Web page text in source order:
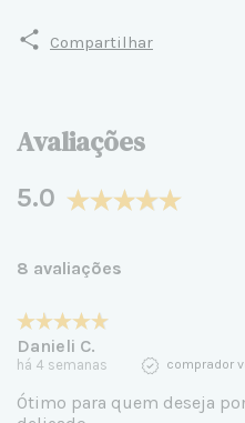
Compartilhar
Avaliações
5.0
8 avaliações
Danieli C.
há 4 semanas comprador
Ótimo para quem deseja